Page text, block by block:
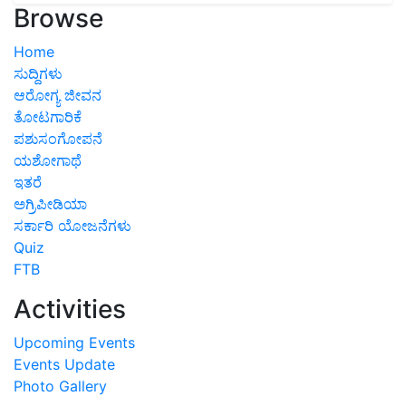
Browse
Home
ಸುದ್ದಿಗಳು
ಆರೋಗ್ಯ ಜೀವನ
ತೋಟಗಾರಿಕೆ
ಪಶುಸಂಗೋಪನೆ
ಯಶೋಗಾಥೆ
ಇತರೆ
ಅಗ್ರಿಪೀಡಿಯಾ
ಸರ್ಕಾರಿ ಯೋಜನೆಗಳು
Quiz
FTB
Activities
Upcoming Events
Events Update
Photo Gallery